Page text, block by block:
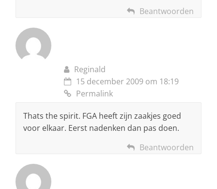
Beantwoorden
Reginald
15 december 2009 om 18:19
Permalink
Thats the spirit. FGA heeft zijn zaakjes goed
voor elkaar. Eerst nadenken dan pas doen.
Beantwoorden